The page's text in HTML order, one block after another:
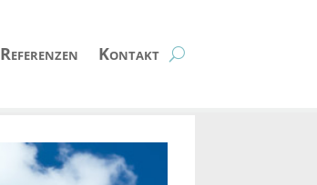
Referenzen Kontakt